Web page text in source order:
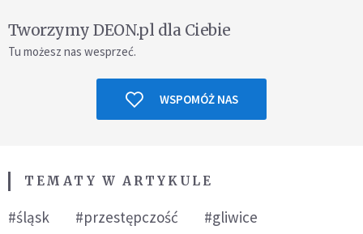
Tworzymy DEON.pl dla Ciebie
Tu możesz nas wesprzeć.
WSPOMÓŻ NAS
TEMATY W ARTYKULE
#śląsk #przestępczość #gliwice